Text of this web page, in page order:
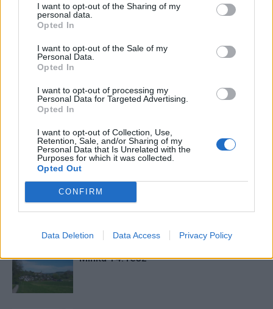
I want to opt-out of the Sharing of my
personal data.
Opted In
I want to opt-out of the Sale of my
Personal Data.
Opted In
I want to opt-out of processing my
Personal Data for Targeted Advertising.
Opted In
I want to opt-out of Collection, Use,
Retention, Sale, and/or Sharing of my
Personal Data that Is Unrelated with the
Purposes for which it was collected.
Opted Out
CONFIRM
Data Deletion Data Access Privacy Policy
Imre Hilda
szabadidőmben írok. Szeretek belesni a hétköznapok függönye
mögé és közben keresem az embert, a nőt a jól legyártott álarcok
mögött. Néha meséket is írok, de gyakrabban novellákat,
cikkeket és apró vicces történeteket.
Minka 14. rész